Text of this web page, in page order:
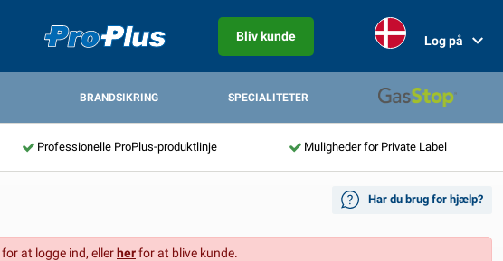
Bliv kunde Log på
BRANDSIKRING SPECIALITETER
Professionelle ProPlus-produktlinje Muligheder for Private Label
Har du brug for hjælp?
for at logge ind, ellerherfor at blive kunde.